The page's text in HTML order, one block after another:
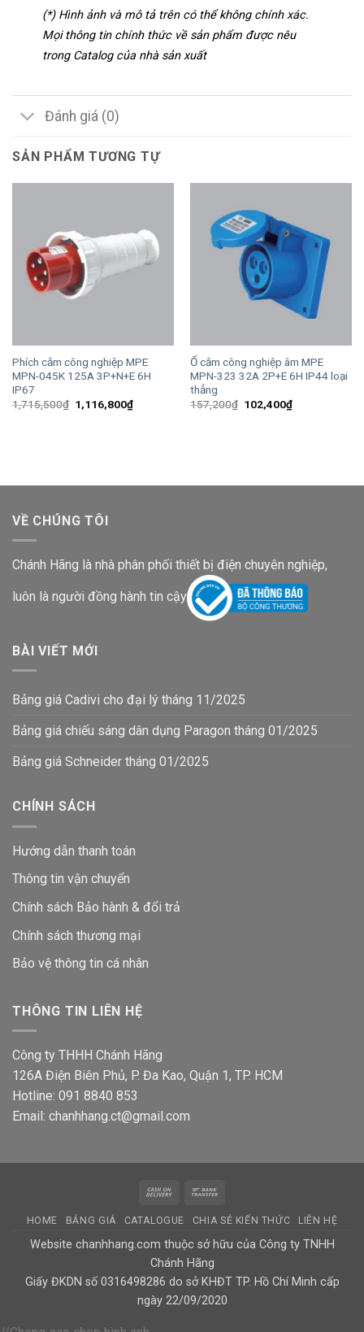
(*) Hình ảnh và mô tả trên có thể không chính xác.
Mọi thông tin chính thức về sản phẩm được nêu
trong Catalog của nhà sản xuất
Đánh giá (0)
SẢN PHẨM TƯƠNG TỰ
Phích cắm công nghiệp MPE
MPN-045K 125A 3P+N+E 6H
IP67
1,715,500₫ Giá
gốc
1,116,800₫Giá
hiện
Ổ cắm công nghiệp âm MPE
MPN-323 32A 2P+E 6H IP44 loại
thẳng
157,200₫ Giá
102,400₫Giá
hiện
VỀ CHÚNG TÔI
Chánh Hãng là nhà phân phối thiết bị điện chuyên nghiệp,
luôn là người đồng hành tin cậy
BÀI VIẾT MỚI
Bảng giá Cadivi cho đại lý tháng 11/2025
Bảng giá chiếu sáng dân dụng Paragon tháng 01/2025
Bảng giá Schneider tháng 01/2025
CHÍNH SÁCH
Hướng dẫn thanh toán
Thông tin vận chuyển
Chính sách Bảo hành & đổi trả
Chính sách thương mại
Bảo vệ thông tin cá nhân
THÔNG TIN LIÊN HỆ
Công ty THHH Chánh Hãng
126A Điện Biên Phủ, P. Đa Kao, Quận 1, TP. HCM
Hotline: 091 8840 853
Email: chanhhang.ct@gmail.com
Cash
Delivery
HOME BẢNG GIÁ CATALOGUE CHIA SẺ KIẾN THỨC LIÊN HỆ
Website chanhhang.com thuộc sở hữu của Công ty TNHH
Chánh Hãng
Giấy ĐKDN số 0316498286 do sở KHĐT TP. Hồ Chí Minh cấp
ngày 22/09/2020